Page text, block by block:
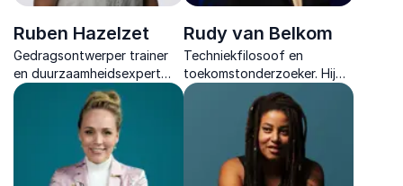
Ruben Hazelzet
Gedragsontwerper trainer
en duurzaamheidsexpert
met focus op
klimaateducatie en sociale
innovatie die organisaties
en publiek activeert tot
echte gedragsverandering.
Rudy van Belkom
Techniekfilosoof en
toekomstonderzoeker. Hij
vertaalt complexe thema’s
zoals AI en democratie naar
hoopvolle en toepasbare